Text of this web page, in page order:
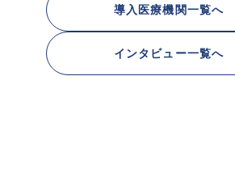
導入医療機関一覧へ
インタビュー一覧へ